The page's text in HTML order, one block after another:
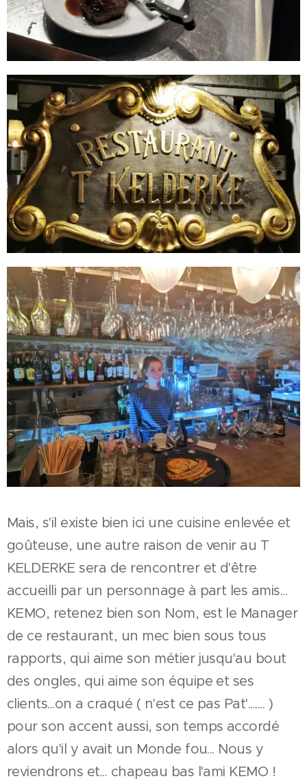
Mais, s'il existe bien ici une cuisine enlevée et
goûteuse, une autre raison de venir au T
KELDERKE sera de rencontrer et d'être
accueilli par un personnage à part les amis...
KEMO, retenez bien son Nom, est le Manager
de ce restaurant, un mec bien sous tous
rapports, qui aime son métier jusqu'au bout
des ongles, qui aime son équipe et ses
clients...on a craqué ( n'est ce pas Pat'....... )
pour son accent aussi, son temps accordé
alors qu'il y avait un Monde fou... Nous y
reviendrons et... chapeau bas l'ami KEMO !